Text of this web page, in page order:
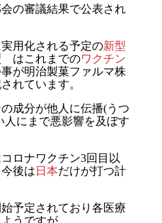
の審議結果で公表され
用化される予定の新型
はこれまでのワクチン
が明治製菓ファルマ株
れています。
成分が他人に伝播(うつ
にまで悪影響を及ぼす
ロナワクチン3回目以
後は 日本だけが打つ計
予定されており各医療
うですが